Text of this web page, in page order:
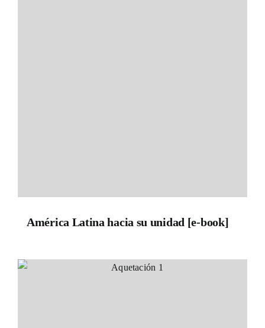
América Latina hacia su unidad [e-book]